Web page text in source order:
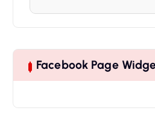
Facebook Page